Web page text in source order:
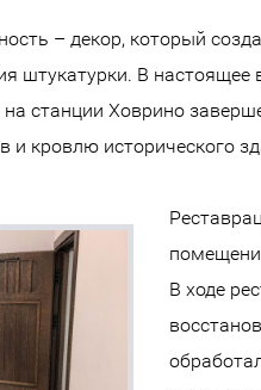
– декор, который
штукатурки. В
станции Ховрино
и кровлю исторического
В ходе